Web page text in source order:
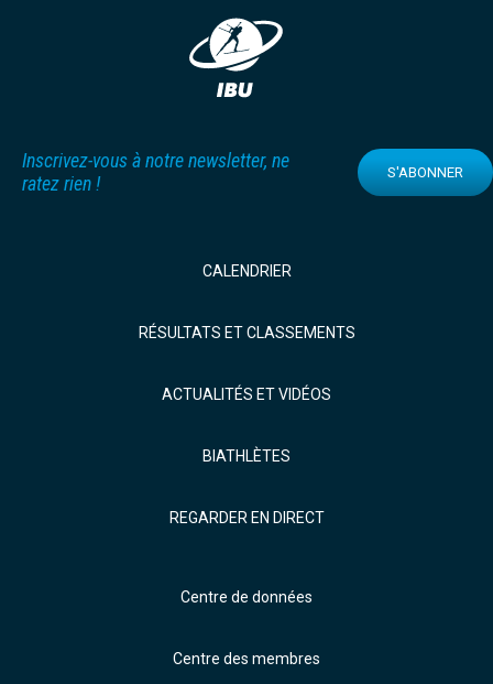
Inscrivez-vous à notre newsletter, ne
ratez rien !
S'ABONNER
CALENDRIER
RÉSULTATS ET CLASSEMENTS
ACTUALITÉS ET VIDÉOS
BIATHLÈTES
REGARDER EN DIRECT
Centre de données
Centre des membres